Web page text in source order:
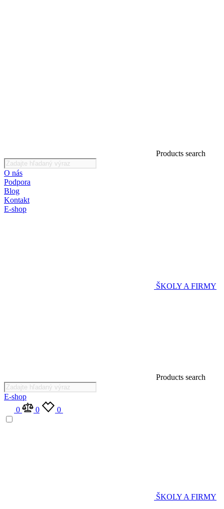
Products search
O nás
Podpora
Blog
Kontakt
E-shop
ŠKOLY A FIRMY
Products search
E-shop
0
0 0
ŠKOLY A FIRMY